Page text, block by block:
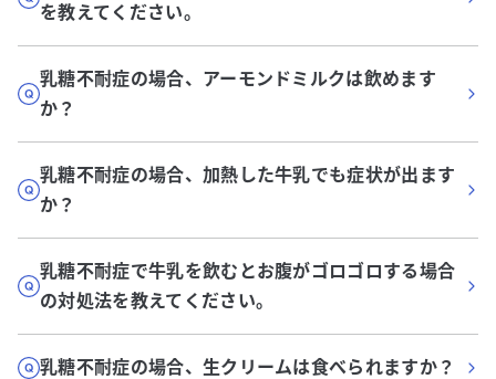
を教えてください。
乳糖不耐症の場合、アーモンドミルクは飲めます
か？
乳糖不耐症の場合、加熱した牛乳でも症状が出ます
か？
乳糖不耐症で牛乳を飲むとお腹がゴロゴロする場合
の対処法を教えてください。
乳糖不耐症の場合、生クリームは食べられますか？